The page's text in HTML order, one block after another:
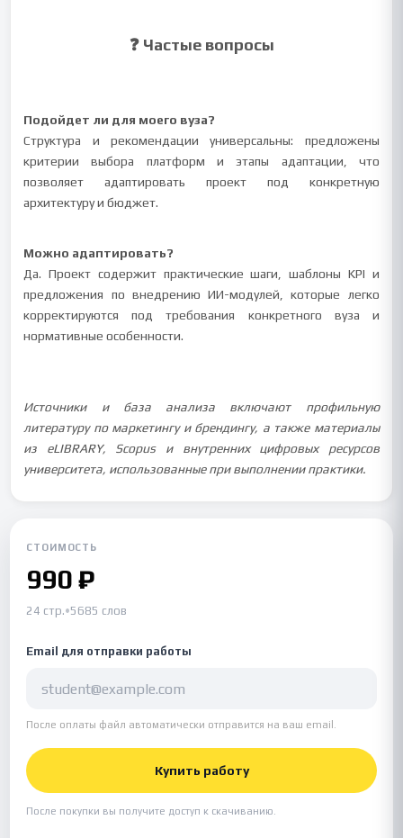
❓ Частые вопросы
Подойдет ли для моего вуза?
Структура и рекомендации универсальны: предложены
критерии выбора платформ и этапы адаптации, что
позволяет адаптировать проект под конкретную
архитектуру и бюджет.
Можно адаптировать?
Да. Проект содержит практические шаги, шаблоны KPI и
предложения по внедрению ИИ-модулей, которые легко
корректируются под требования конкретного вуза и
нормативные особенности.
Источники и база анализа включают профильную
литературу по маркетингу и брендингу, а также материалы
из eLIBRARY, Scopus и внутренних цифровых ресурсов
университета, использованные при выполнении практики.
СТОИМОСТЬ
990 ₽
24 стр.•5685 слов
Email для отправки работы
После оплаты файл автоматически отправится на ваш email.
Купить работу
После покупки вы получите доступ к скачиванию.